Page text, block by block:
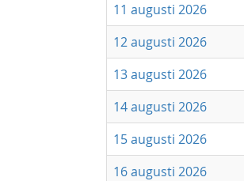
11 augusti 2026
12 augusti 2026
13 augusti 2026
14 augusti 2026
15 augusti 2026
16 augusti 2026